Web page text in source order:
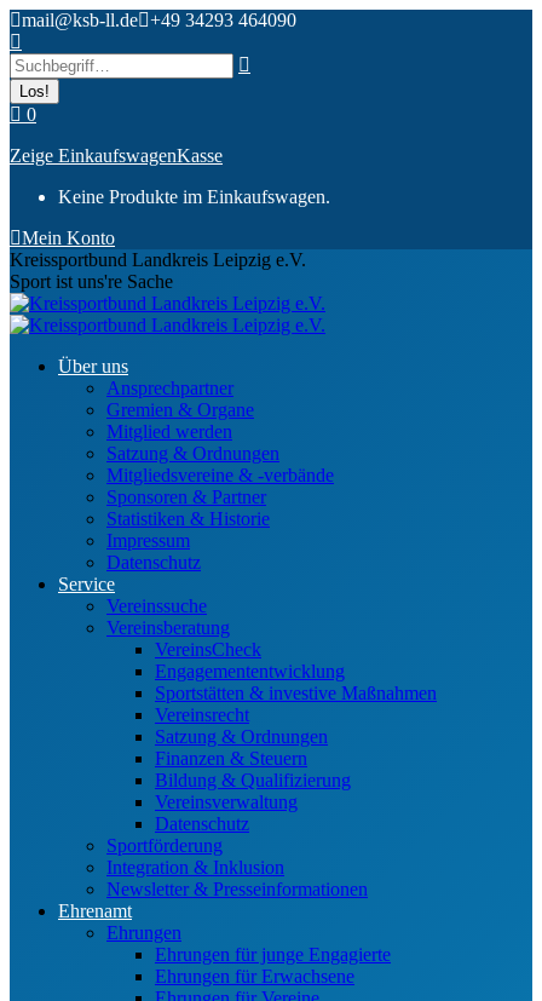
Zum
Inhalt
springen
mail@ksb-ll.de +49 34293 464090
Search:
0
Zeige EinkaufswagenKasse
Keine Produkte im Einkaufswagen.
Mein Konto
Kreissportbund Landkreis Leipzig e.V.
Sport ist uns're Sache
Über uns
Ansprechpartner
Gremien & Organe
Mitglied werden
Satzung & Ordnungen
Mitgliedsvereine & -verbände
Sponsoren & Partner
Statistiken & Historie
Impressum
Datenschutz
Service
Vereinssuche
Vereinsberatung
VereinsCheck
Engagemententwicklung
Sportstätten & investive Maßnahmen
Vereinsrecht
Satzung & Ordnungen
Finanzen & Steuern
Bildung & Qualifizierung
Vereinsverwaltung
Datenschutz
Sportförderung
Integration & Inklusion
Newsletter & Presseinformationen
Ehrenamt
Ehrungen
Ehrungen für junge Engagierte
Ehrungen für Erwachsene